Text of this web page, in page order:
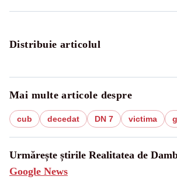
Distribuie articolul
Mai multe articole despre
cub decedat DN 7 victima
Urmărește știrile Realitatea de
Google News